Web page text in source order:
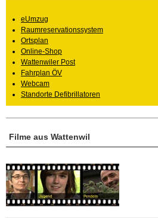
Filme aus Wattenwil
eUmzug
Raumreservationssystem
Ortsplan
Online-Shop
Wattenwiler Post
Fahrplan ÖV
Webcam
Standorte Defibrillatoren